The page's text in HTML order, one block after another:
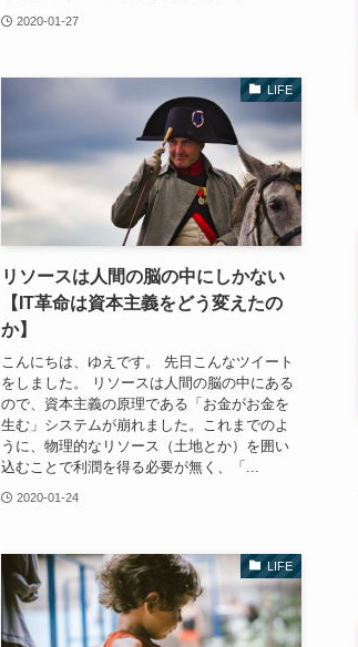
2020-01-27
LIFE
リソースは人間の脳の中にしかない
【IT革命は資本主義をどう変えたの
か】
こんにちは、ゆえです。 先日こんなツイート
をしました。 リソースは人間の脳の中にある
ので、資本主義の原理である「お金がお金を
生む」システムが崩れました。これまでのよ
うに、物理的なリソース（土地とか）を囲い
込むことで利潤を得る必要が無く、「...
2020-01-24
LIFE